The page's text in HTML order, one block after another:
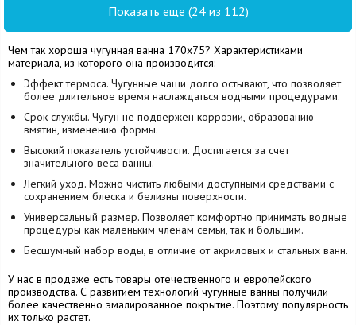
Показать еще (24 из 112)
Чем так хороша чугунная ванна 170х75? Характеристиками
материала, из которого она производится:
Эффект термоса. Чугунные чаши долго остывают, что позволяет
более длительное время наслаждаться водными процедурами.
Срок службы. Чугун не подвержен коррозии, образованию
вмятин, изменению формы.
Высокий показатель устойчивости. Достигается за счет
значительного веса ванны.
Легкий уход. Можно чистить любыми доступными средствами с
сохранением блеска и белизны поверхности.
Универсальный размер. Позволяет комфортно принимать водные
процедуры как маленьким членам семьи, так и большим.
Бесшумный набор воды, в отличие от акриловых и стальных ванн.
У нас в продаже есть товары отечественного и европейского
производства. С развитием технологий чугунные ванны получили
более качественно эмалированное покрытие. Поэтому популярность
их только растет.